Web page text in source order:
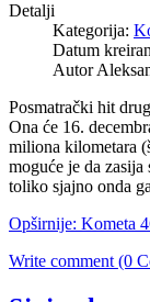
Detalji
Kategorija:
Datum
Autor
Posmatrački hit
Ona će 16.
miliona kilometara
moguće je da zasija
toliko sjajno onda
Opširnije: Kometa
Write comment (0